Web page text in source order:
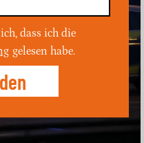
dass ich die
gelesen habe.